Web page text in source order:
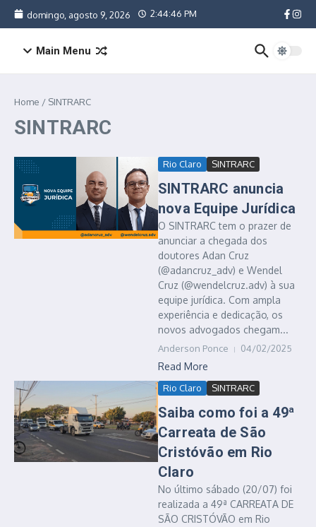
Ir para o conteúdo
domingo, agosto 9, 2026 2:44:46 PM
Main Menu
Home / SINTRARC
SINTRARC
Rio Claro SINTRARC
SINTRARC anuncia
nova Equipe Jurídica
O SINTRARC tem o prazer de
anunciar a chegada dos
doutores Adan Cruz
(@adancruz_adv) e Wendel
Cruz (@wendelcruz.adv) à sua
equipe jurídica. Com ampla
experiência e dedicação, os
novos advogados chegam...
Anderson Ponce 04/02/2025
Read More
Rio Claro SINTRARC
Saiba como foi a 49ª
Carreata de São
Cristóvão em Rio
Claro
No último sábado (20/07) foi
realizada a 49ª CARREATA DE
SÃO CRISTÓVÃO em Rio